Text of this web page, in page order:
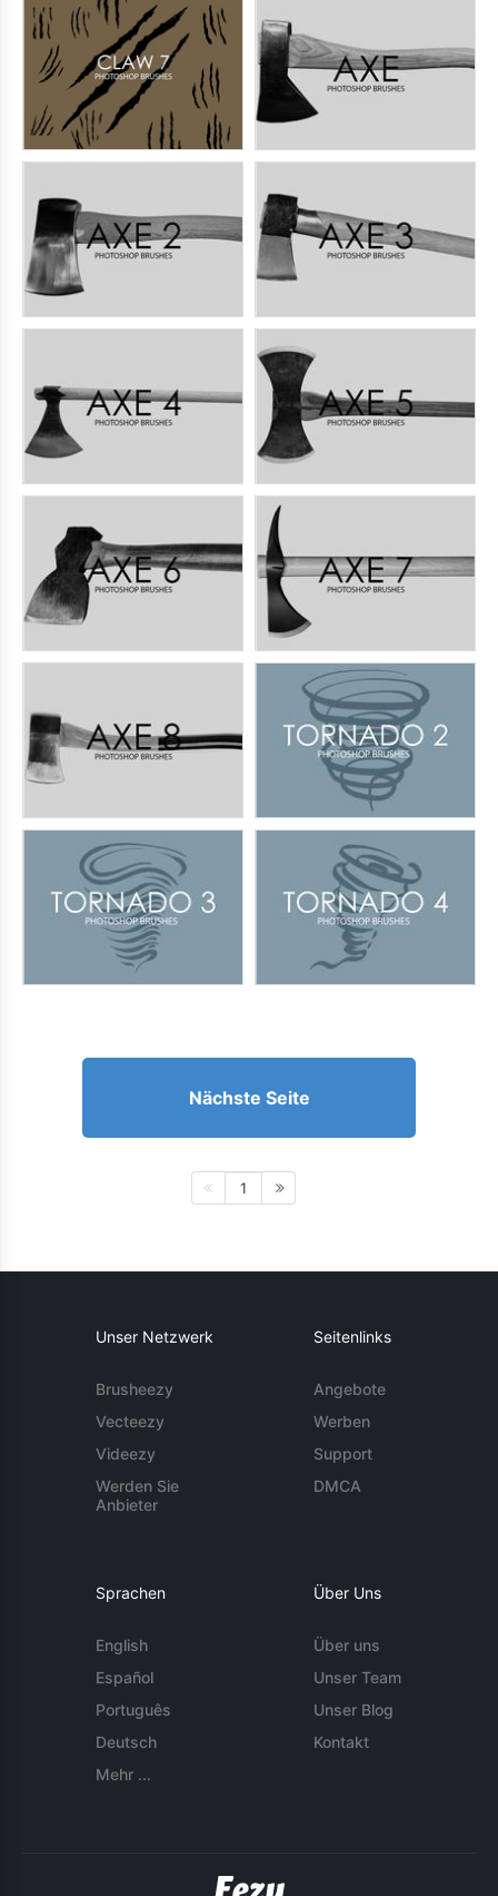
Nächste Seite
1
Unser Netzwerk
Brusheezy
Vecteezy
Videezy
Werden Sie
Anbieter
Seitenlinks
Angebote
Werben
Support
DMCA
Sprachen
English
Español
Português
Deutsch
Mehr ...
Über Uns
Über uns
Unser Team
Unser Blog
Kontakt